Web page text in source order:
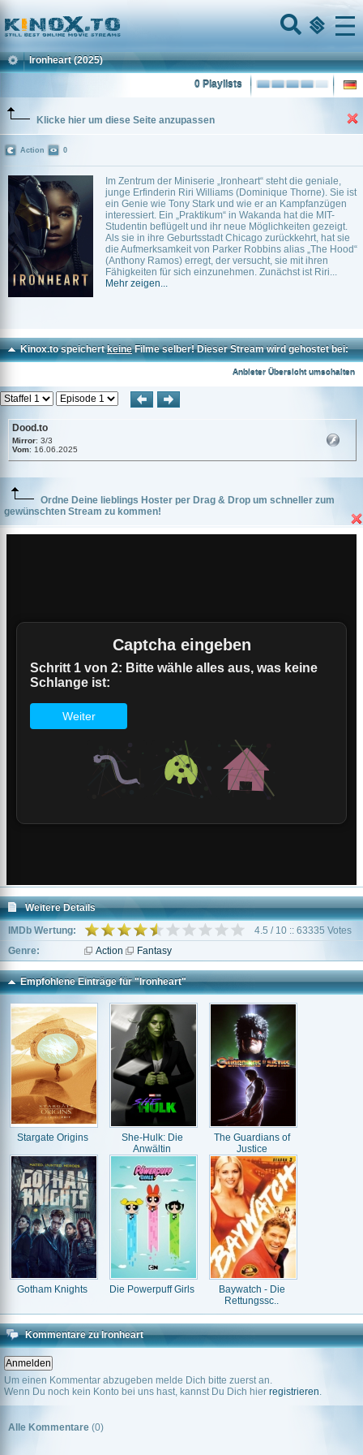
Home
Menu
Ironheart (2025)
0 Playlists
Klicke hier um diese Seite anzupassen
Im Zentrum der Miniserie „Ironheart“ steht die geniale,
junge Erfinderin Riri Williams (Dominique Thorne). Sie ist
ein Genie wie Tony Stark und wie er an Kampfanzügen
interessiert. Ein „Praktikum“ in Wakanda hat die MIT-
Studentin beflügelt und ihr neue Möglichkeiten gezeigt.
Als sie in ihre Geburtsstadt Chicago zurückkehrt, hat sie
die Aufmerksamkeit von Parker Robbins alias „The Hood“
(Anthony Ramos) erregt, der versucht, sie mit ihren
Fähigkeiten für sich einzunehmen. Zunächst ist Riri...
Mehr zeigen...
Action 0
Kinox.to speichertkeineFilme selber! Dieser Stream wird gehostet bei:
Anbieter Übersicht umschalten
Dood.to
Mirror: 3/3
Vom: 16.06.2025
Ordne Deine lieblings Hoster per Drag & Drop um schneller zum
gewünschten Stream zu kommen!
Weitere Details
IMDb Wertung:
4.5 / 10 :: 63335 Votes
Genre:
Action Fantasy
Empfohlene Einträge für "Ironheart"
Stargate Origins
She-Hulk: Die
Anwältin
The Guardians of
Justice
Gotham Knights Die Powerpuff Girls
Baywatch - Die
Rettungssc..
Kommentare zu Ironheart
Um einen Kommentar abzugeben melde Dich bitte zuerst an.
Wenn Du noch kein Konto bei uns hast, kannst Du Dich hier registrieren.
Alle Kommentare (0)